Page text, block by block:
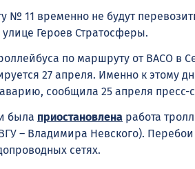
№ 11 временно не будут
Героев Стратосферы.
по маршруту от ВАСО в
27 апреля. Именно к этому
сообщила 25 апреля
была приостановлена работа
– Владимира Невского).
сетях.